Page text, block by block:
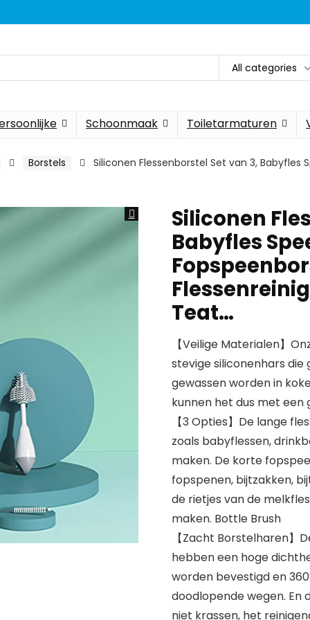
All categories
Schoonmaak Toiletarmaturen
Borstels Siliconen Flessenborstel Set van 3, Babyfles
Siliconen
Babyfles
Teat…
【Veilige Materialen】
stevige siliconenhars
gewassen worden in
kunnen het dus met een
【3 Opties】De lange
zoals babyflessen,
maken. De korte
fopspenen, bijtzakken,
de rietjes van de
maken. Bottle Brush
【Zacht Borstelharen】
hebben een hoge
worden bevestigd en
doodlopende wegen. En
niet krassen, het